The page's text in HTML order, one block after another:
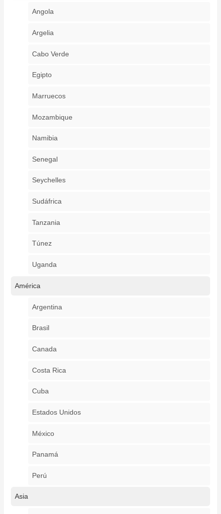
Angola
Argelia
Cabo Verde
Egipto
Marruecos
Mozambique
Namibia
Senegal
Seychelles
Sudáfrica
Tanzania
Túnez
Uganda
América
Argentina
Brasil
Canada
Costa Rica
Cuba
Estados Unidos
México
Panamá
Perú
Asia